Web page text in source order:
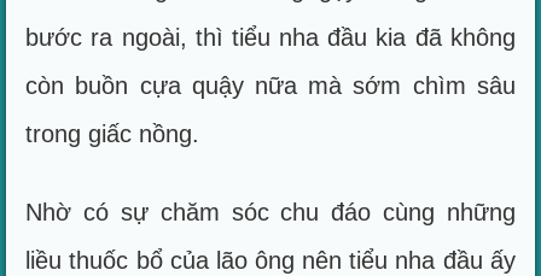
bước ra ngoài, thì tiểu nha đầu kia đã không
còn buồn cựa quậy nữa mà sớm chìm sâu
trong giấc nồng.
Nhờ có sự chăm sóc chu đáo cùng những
liều thuốc bổ của lão ông nên tiểu nha đầu ấy